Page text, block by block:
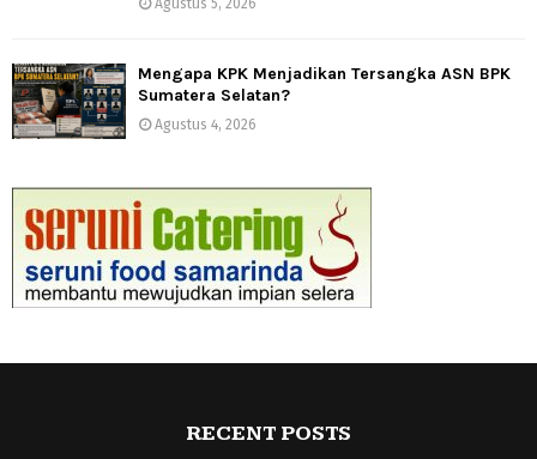
Agustus 5, 2026
Mengapa KPK Menjadikan Tersangka ASN BPK
Sumatera Selatan?
Agustus 4, 2026
RECENT POSTS